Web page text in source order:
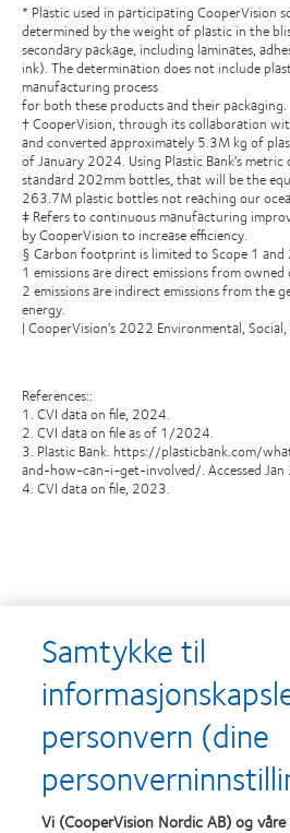
* Plastic used in participating CooperVision
determined by the weight of plastic in the
secondary package, including laminates,
ink). The determination does not include
manufacturing process
for both these products and their packaging.
† CooperVision, through its collaboration
and converted approximately 5.3M kg of
of January 2024. Using Plastic Bank's
standard 202mm bottles, that will be the
263.7M plastic bottles not reaching our
‡ Refers to continuous manufacturing
by CooperVision to increase efficiency.
§ Carbon footprint is limited to Scope 1 and
1 emissions are direct emissions from
2 emissions are indirect emissions from the
energy.
| CooperVision's 2022 Environmental,
References::
1. CVI data on file, 2024.
2. CVI data on file as of 1/2024.
3. Plastic Bank. https://plasticbank.com/
and-how-can-i-get-involved/. Accessed
4. CVI data on file, 2023.
Learn
about
Utmerkelsen
Silmo
Learn
more
Samtykke til
personvern (dine
Vi (CooperVision Nordic AB) og